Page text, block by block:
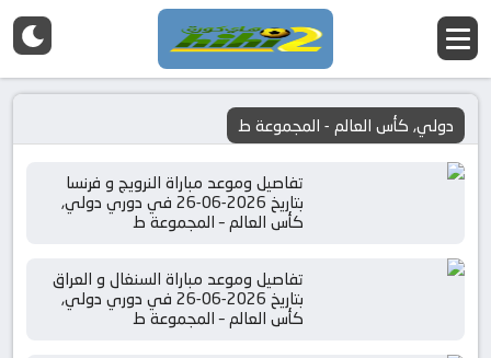
دولي, كأس العالم - المجموعة ط
تفاصيل وموعد مباراة النرويج و فرنسا
بتاريخ 2026-06-26 في دوري دولي,
كأس العالم – المجموعة ط
تفاصيل وموعد مباراة السنغال و العراق
بتاريخ 2026-06-26 في دوري دولي,
كأس العالم – المجموعة ط